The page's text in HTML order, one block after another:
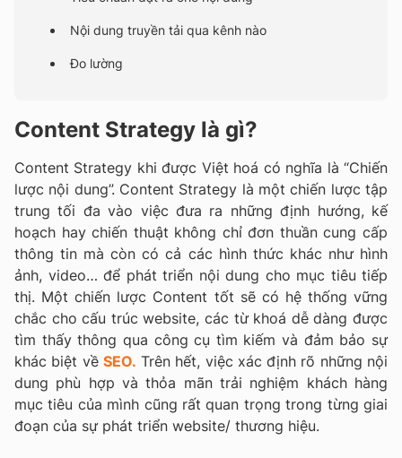
Nội dung truyền tải qua kênh nào
Đo lường
Content Strategy là gì?
Content Strategy khi được Việt hoá có nghĩa là “Chiến
lược nội dung”. Content Strategy là một chiến lược tập
trung tối đa vào việc đưa ra những định hướng, kế
hoạch hay chiến thuật không chỉ đơn thuần cung cấp
thông tin mà còn có cả các hình thức khác như hình
ảnh, video… để phát triển nội dung cho mục tiêu tiếp
thị. Một chiến lược Content tốt sẽ có hệ thống vững
chắc cho cấu trúc website, các từ khoá dễ dàng được
tìm thấy thông qua công cụ tìm kiếm và đảm bảo sự
khác biệt về SEO. Trên hết, việc xác định rõ những nội
dung phù hợp và thỏa mãn trải nghiệm khách hàng
mục tiêu của mình cũng rất quan trọng trong từng giai
đoạn của sự phát triển website/ thương hiệu.